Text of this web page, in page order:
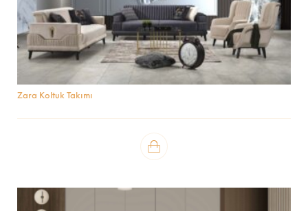
Zara Koltuk Takımı